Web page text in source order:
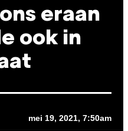
eraan
ook in
mei 19, 2021, 7:50am